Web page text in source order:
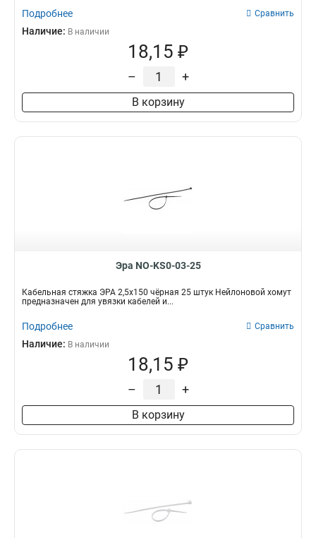
Подробнее Сравнить
Наличие: В наличии
18,15 ₽
– +
В корзину
Эра NO-KS0-03-25
Кабельная стяжка ЭРА 2,5х150 чёрная 25 штук Нейлоновой хомут
предназначен для увязки кабелей и...
Подробнее Сравнить
Наличие: В наличии
18,15 ₽
– +
В корзину